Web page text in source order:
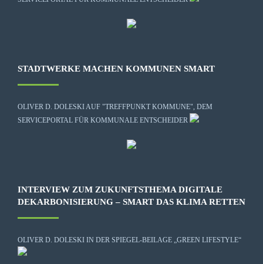
STADTWERKE MACHEN KOMMUNEN SMART
OLIVER D. DOLESKI AUF "TREFFPUNKT KOMMUNE", DEM
SERVICEPORTAL FÜR KOMMUNALE ENTSCHEIDER
INTERVIEW ZUM ZUKUNFTSTHEMA DIGITALE
DEKARBONISIERUNG – SMART DAS KLIMA RETTEN
OLIVER D. DOLESKI IN DER SPIEGEL-BEILAGE „GREEN LIFESTYLE“